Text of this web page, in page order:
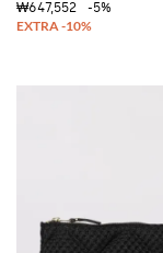
₩647,552
-5%